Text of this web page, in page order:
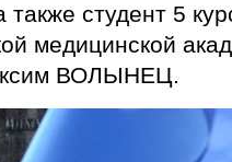
студент 5
медицинской
ВОЛЫНЕЦ.